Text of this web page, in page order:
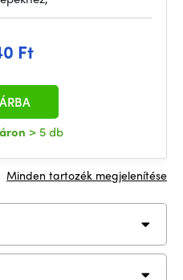
Ft
> 5 db
Minden tartozék megjelenítése